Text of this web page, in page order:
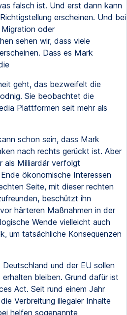
falsch ist. Und erst dann kann
erscheinen. Und bei
oder
sehen wir, dass viele
Dass es Mark
geht, das bezweifelt die
Sie beobachtet die
Plattformen seit mehr als
schon sein, dass Mark
nach rechts gerückt ist. Aber
als Milliardär verfolgt
ökonomische Interessen
Seite, mit dieser rechten
beschützt ihn
härteren Maßnahmen in der
Wende vielleicht auch
um tatsächliche Konsequenzen
Deutschland und der EU sollen
bleiben. Grund dafür ist
Act. Seit rund einem Jahr
Verbreitung illegaler Inhalte
helfen sogenannte